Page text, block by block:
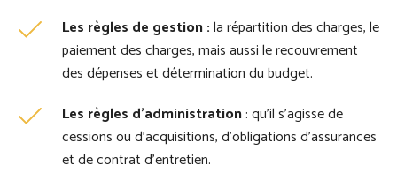
Les règles de gestion :la répartition des charges, le
paiement des charges, mais aussi le recouvrement
des dépenses et détermination du budget.
Les règles d’administration: qu’il s’agisse de
cessions ou d’acquisitions, d’obligations d’assurances
et de contrat d’entretien.